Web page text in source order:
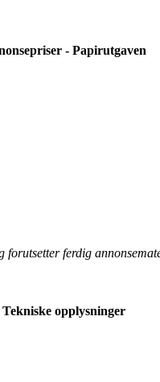
- Papirutgaven
ferdig
Tekniske opplysninger